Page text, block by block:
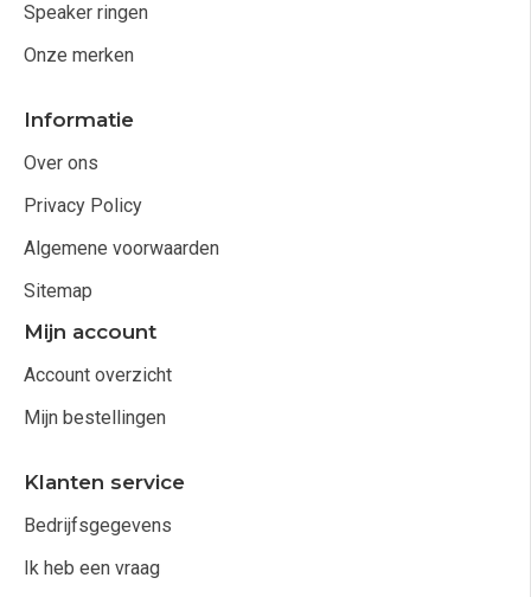
Speaker ringen
Onze merken
Informatie
Over ons
Privacy Policy
Algemene voorwaarden
Sitemap
Mijn account
Account overzicht
Mijn bestellingen
Klanten service
Bedrijfsgegevens
Ik heb een vraag